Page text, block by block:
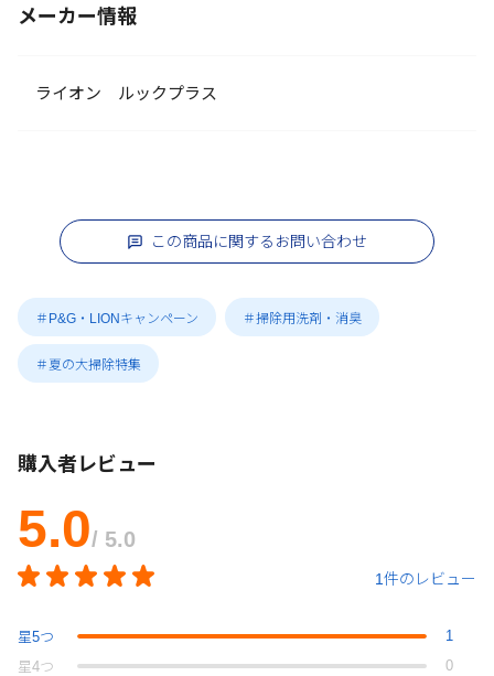
メーカー情報
ライオン ルックプラス
この商品に関するお問い合わせ
＃P&G・LIONキャンペーン ＃掃除用洗剤・消臭
＃夏の大掃除特集
購入者レビュー
5.0/ 5.0
1件のレビュー
星5つ
1
星4つ
0